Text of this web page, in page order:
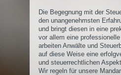
Die Begegnung mit der
den unangenehmsten
und bringt diesen in eine
vor allem eine
arbeiten Anwälte und
auf diese Weise eine
und steuerrechtlichen
Wir regeln für unsere